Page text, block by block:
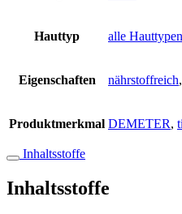
Hauttyp alle Hauttypen
Eigenschaften nährstoffreich,
Produktmerkmal DEMETER,
Inhaltsstoffe
Inhaltsstoffe